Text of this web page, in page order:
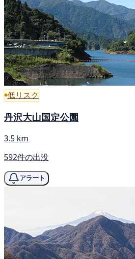
低リスク
丹沢大山国定公園
3.5 km
592件の出没
アラート